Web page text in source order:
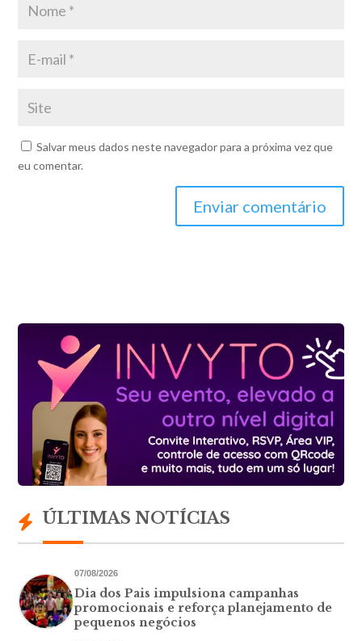
Salvar meus dados neste navegador para a próxima vez que
eu comentar.
Enviar comentário
ÚLTIMAS NOTÍCIAS
07/08/2026
Dia dos Pais impulsiona campanhas
promocionais e reforça planejamento de
pequenos negócios